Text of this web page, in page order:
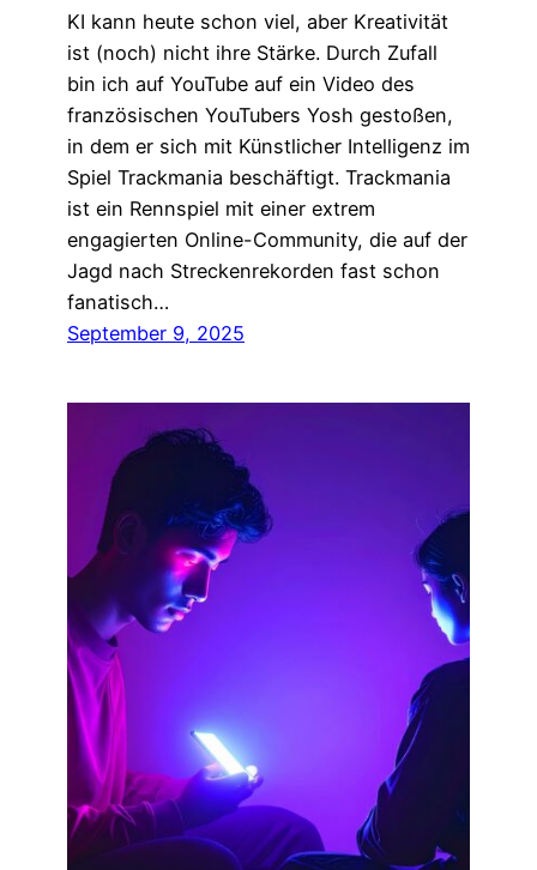
KI kann heute schon viel, aber Kreativität
ist (noch) nicht ihre Stärke. Durch Zufall
bin ich auf YouTube auf ein Video des
französischen YouTubers Yosh gestoßen,
in dem er sich mit Künstlicher Intelligenz im
Spiel Trackmania beschäftigt. Trackmania
ist ein Rennspiel mit einer extrem
engagierten Online-Community, die auf der
Jagd nach Streckenrekorden fast schon
fanatisch…
September 9, 2025